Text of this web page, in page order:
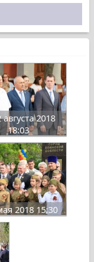
2018
18:03
2018 15:30